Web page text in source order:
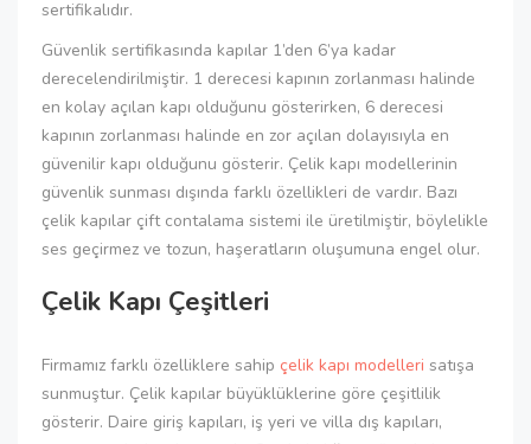
sertifikalıdır.
Güvenlik sertifikasında kapılar 1’den 6’ya kadar
derecelendirilmiştir. 1 derecesi kapının zorlanması halinde
en kolay açılan kapı olduğunu gösterirken, 6 derecesi
kapının zorlanması halinde en zor açılan dolayısıyla en
güvenilir kapı olduğunu gösterir. Çelik kapı modellerinin
güvenlik sunması dışında farklı özellikleri de vardır. Bazı
çelik kapılar çift contalama sistemi ile üretilmiştir, böylelikle
ses geçirmez ve tozun, haşeratların oluşumuna engel olur.
Çelik Kapı Çeşitleri
Firmamız farklı özelliklere sahip çelik kapı modelleri satışa
sunmuştur. Çelik kapılar büyüklüklerine göre çeşitlilik
gösterir. Daire giriş kapıları, iş yeri ve villa dış kapıları,